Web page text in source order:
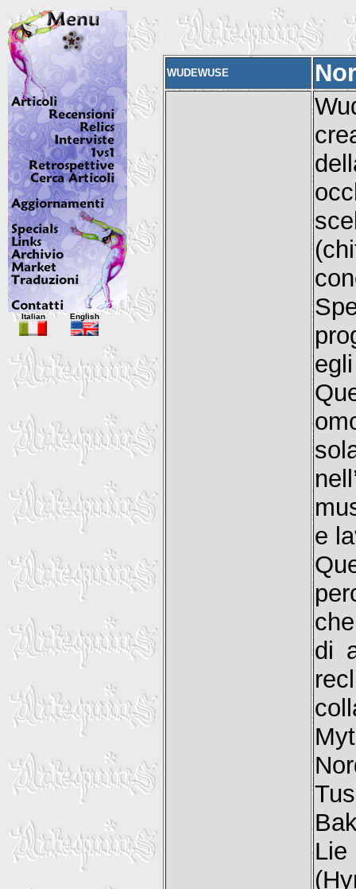
WUDEWUSE
e
di
Italian English